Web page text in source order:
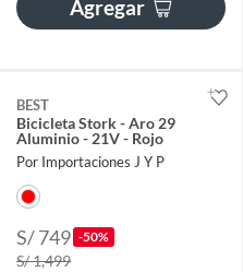
Agregar
BEST
Bicicleta Stork - Aro 29
Aluminio - 21V - Rojo
Por Importaciones J Y P
S/ 749 -50%
S/ 1,499